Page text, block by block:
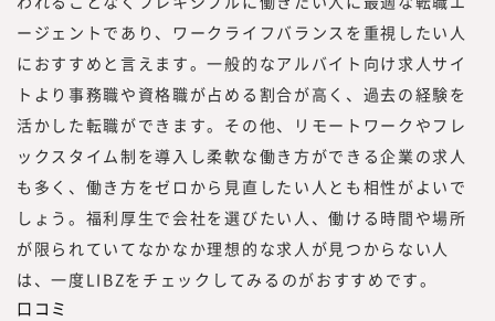
ージェントであり、ワークライフバランスを重視したい人
におすすめと言えます。一般的なアルバイト向け求人サイ
トより事務職や資格職が占める割合が高く、過去の経験を
活かした転職ができます。その他、リモートワークやフレ
ックスタイム制を導入し柔軟な働き方ができる企業の求人
も多く、働き方をゼロから見直したい人とも相性がよいで
しょう。福利厚生で会社を選びたい人、働ける時間や場所
が限られていてなかなか理想的な求人が見つからない人
は、一度LIBZをチェックしてみるのがおすすめです。
口コミ